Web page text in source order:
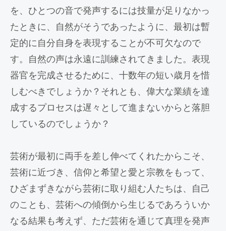
を、ひとつの音で発声するには技量が足りなかっ
たときに、自然がそうであったように、最初は暫
定的に自分自身を表現することが不可欠なので
す。自然の声は永遠に訓練されてきました。表現
器官を完成させるために、十数年の短い歳月を惜
しむべきでしょうか？それとも、偉大な業績を達
成するプロセスは遅々として進まないからと落胆
しているのでしょうか？
芸術が最初に両手を差し伸べてくれたからこそ、
芸術に近づき、信仰と希望と愛と宗教をもって、
ひざまずきながら芸術に取り組む人たちは、自己
のことも、芸術への傾倒から生じるであろういか
なる結果も考えず、ただ芸術を通じて真理を発声